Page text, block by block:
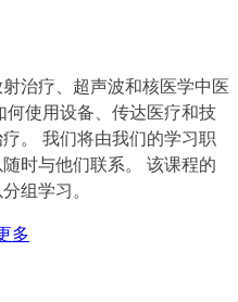
治疗、超声波和核医学中医
使用设备、传达医疗和技
。 我们将由我们的学习职
时与他们联系。 该课程的
组学习。
多